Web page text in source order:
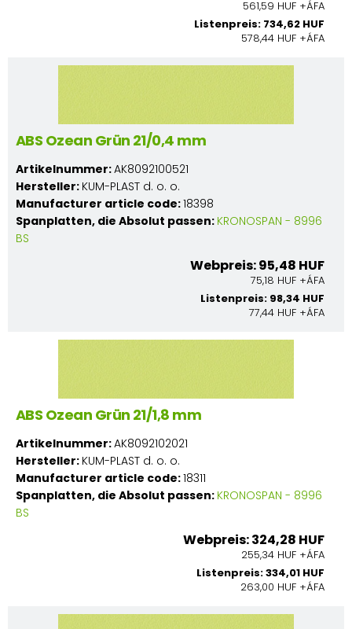
561,59 HUF +ÁFA
Listenpreis: 734,62 HUF
578,44 HUF +ÁFA
ABS Ozean Grün 21/0,4 mm
Artikelnummer:AK8092100521
Hersteller: KUM-PLAST d. o. o.
Manufacturer article code:18398
Spanplatten, die Absolut passen: KRONOSPAN - 8996
BS
Webpreis: 95,48 HUF
75,18 HUF +ÁFA
Listenpreis: 98,34 HUF
77,44 HUF +ÁFA
ABS Ozean Grün 21/1,8 mm
Artikelnummer:AK8092102021
Hersteller: KUM-PLAST d. o. o.
Manufacturer article code:18311
Spanplatten, die Absolut passen: KRONOSPAN - 8996
BS
Webpreis: 324,28 HUF
255,34 HUF +ÁFA
Listenpreis: 334,01 HUF
263,00 HUF +ÁFA